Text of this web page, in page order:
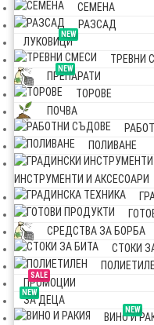
СЕМЕНА
РАЗСАД
NEW
ЛУКОВИЦИ
ТРЕВНИ
NEW
ПРЕПАРАТИ
ТОРОВЕ
ПОЧВА
ПОЛИВАНЕ
ИНСТРУМЕНТИ И АКСЕСОАРИ
СРЕДСТВА ЗА БОРБА
СТОКИ
SALE
ПРОМОЦИИ
NEW
ЗА ДЕЦА
NEW
ВИНО И